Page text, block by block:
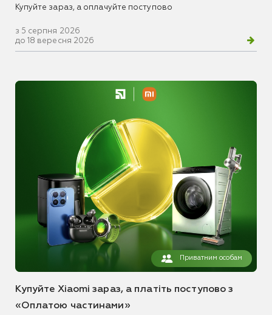
Купуйте зараз, а оплачуйте поступово
з 5 серпня 2026
до 18 вересня 2026
Приватним особам
Купуйте Xiaomi зараз, а платіть поступово з
«Оплатою частинами»